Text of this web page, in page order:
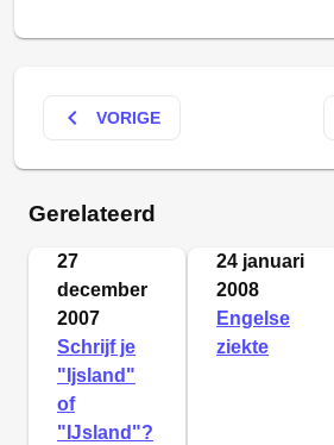
keyboard_arrow_left VORIGE
Gerelateerd
27
december
2007
Schrijf je
"Ijsland"
of
"Ĳsland"?
24 januari
2008
Engelse
ziekte